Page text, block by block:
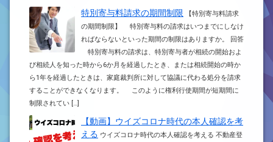
特別寄与料請求の期間制限
【特別寄与料請求
の期間制限】 特別寄与料の請求はいつまでにしなけ
ればならないといった期間の制限はありますか。 回答
特別寄与料の請求は、特別寄与者が相続の開始およ
び相続人を知った時から6か月を経過したとき、または相続開始の時か
ら1年を経過したときは、家庭裁判所に対して協議に代わる処分を請求
することができなくなります。 このように権利行使期間が短期間に
制限されてい […]
【動画】ウイズコロナ時代の本人確認を考
える ウイズコロナ時代の本人確認を考える 不動産登